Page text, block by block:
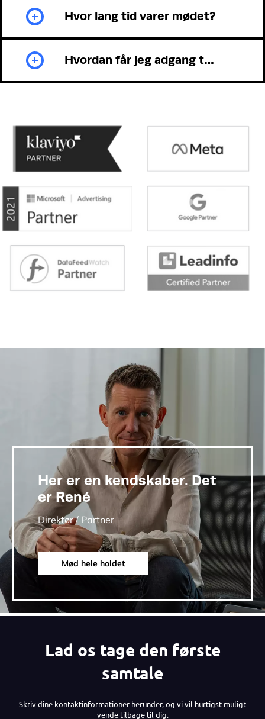
Hvor lang tid varer mødet?
Hvordan får jeg adgang til dette event?
Her er en kendskaber. Det
er René
Direktør / Partner
Mød hele holdet
Lad os tage den første
samtale
Skriv dine kontaktinformationer herunder, og vi vil hurtigst muligt
vende tilbage til dig.